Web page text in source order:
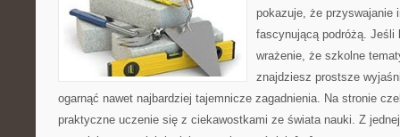
pokazuje, że przyswajanie
fascynującą podróżą. Jeśli
wrażenie, że szkolne
znajdziesz prostsze
ogarnąć nawet najbardziej tajemnicze zagadnienia. Na stronie
praktyczne uczenie się z ciekawostkami ze świata nauki. Z